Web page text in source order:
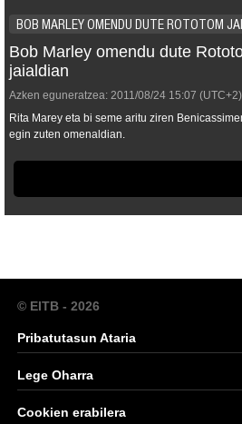
BOB MARLEY OMENDU DUTE ROTOTOM
Bob Marley omendu dute
jaialdian
Azken eguneratzea: 2011/08/24 15:07 (UTC+2)
Rita Marey eta bi seme aritu ziren
egin zuten omenaldian.
© EITB - 2026
Pribatutasun Ataria
Lege Oharra
Cookien erabilera